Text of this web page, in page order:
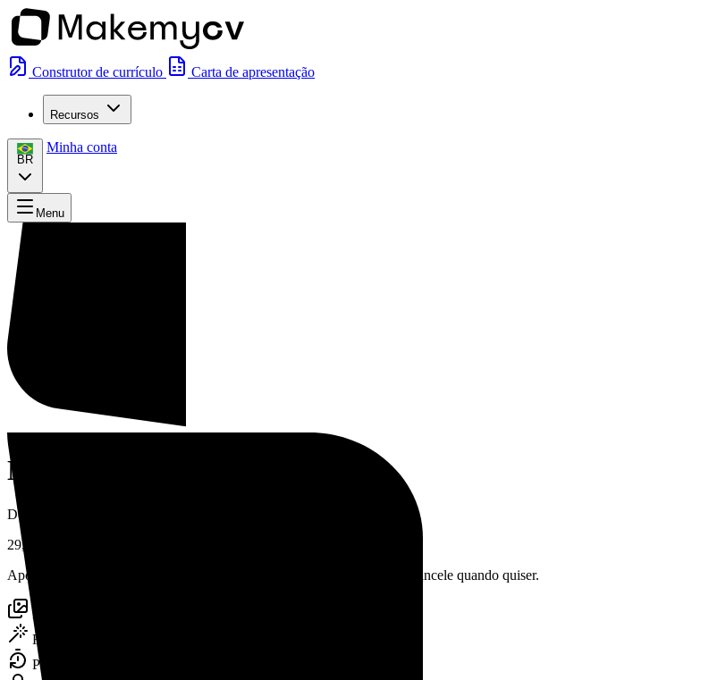
Construtor de currículo Carta de apresentação
Recursos
BR
Minha conta
Menu
Nossos preços
Desbloqueie todos os recursos tornando-se Premium
29,90€
Após 7 dias, renova-se automaticamente por €27,95 a cada 4 semanas. Cancele quando quiser.
30 fotos profissionais
Resolução premium
Prontas em 10 minutos